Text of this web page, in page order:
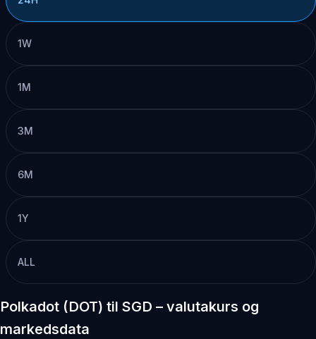
1W
1M
3M
6M
1Y
ALL
Polkadot (DOT) til SGD – valutakurs og
markedsdata